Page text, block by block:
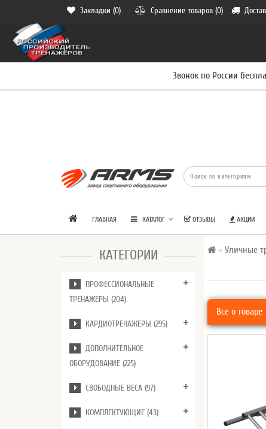
Закладки (0) Сравнение товаров (0)
Звонок по России
ГЛАВНАЯ КАТАЛОГ ОТЗЫВЫ АКЦИИ
КАТЕГОРИИ
ПРОФЕССИОНАЛЬНЫЕ
ТРЕНАЖЕРЫ (204)
КАРДИОТРЕНАЖЕРЫ (295)
ДОПОЛНИТЕЛЬНОЕ
ОБОРУДОВАНИЕ (225)
СВОБОДНЫЕ ВЕСА (97)
КОМПЛЕКТУЮЩИЕ (43)
Уличные
Все о товаре